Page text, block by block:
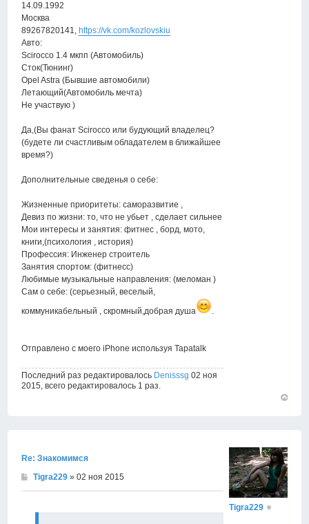
14.09.1992
Москва
89267820141, https://vk.com/kozlovskiu
Авто:
Scirocco 1.4 мкпп (Автомобиль)
Сток(Тюнинг)
Opel Astra (Бывшие автомобили)
Летающий(Автомобиль мечта)
Не участвую )
Да,(Вы фанат Scirocco или будующий владелец?
(будете ли счастливым обладателем в ближайшее
время?)
Дополнительные сведенья о себе:
Жизненные приоритеты: саморазвитие ,
Девиз по жизни: то, что не убьет , сделает сильнее
Мои интересы и занятия: фитнес , борд, мото,
книги,(психология , история)
Профессия: Инженер строитель
Занятия спортом: (фитнесс)
Любимые музыкальные направления: (меломан )
Сам о себе: (серьезный, веселый,
коммуникабельный , скромный,добрая душа
.
Отправлено с моего iPhone используя Tapatalk
Последний раз редактировалось Denisssg 02 ноя
2015, всего редактировалось 1 раз.
Re: Знакомимся
Tigra229 » 02 ноя 2015
Tigra229